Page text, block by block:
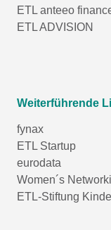
ETL anteeo
ETL ADVISION
Weiterführende
fynax
ETL Startup
eurodata
Women´s
ETL-Stiftung